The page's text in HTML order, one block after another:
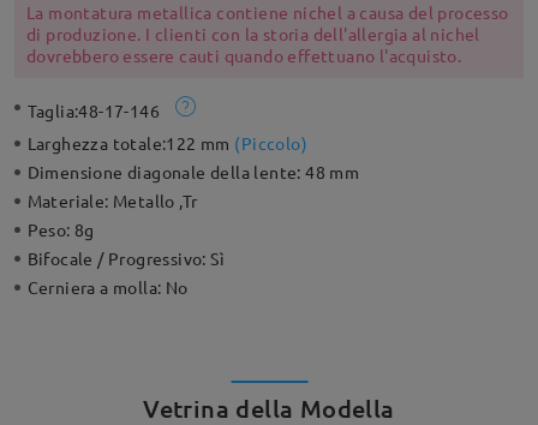
La montatura metallica contiene nichel a causa del processo
di produzione. I clienti con la storia dell'allergia al nichel
dovrebbero essere cauti quando effettuano l'acquisto.
Taglia:48-17-146
Larghezza totale:122 mm (Piccolo)
Dimensione diagonale della lente:48 mm
Materiale: Metallo ,Tr
Peso: 8g
Bifocale / Progressivo:Sì
Cerniera a molla: No
Vetrina della Modella